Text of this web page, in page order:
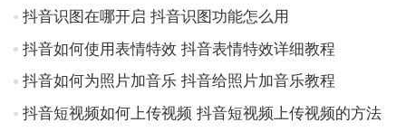
抖音识图在哪开启 抖音识图功能怎么用
抖音如何使用表情特效 抖音表情特效详细教程
抖音如何为照片加音乐 抖音给照片加音乐教程
抖音短视频如何上传视频 抖音短视频上传视频的方法